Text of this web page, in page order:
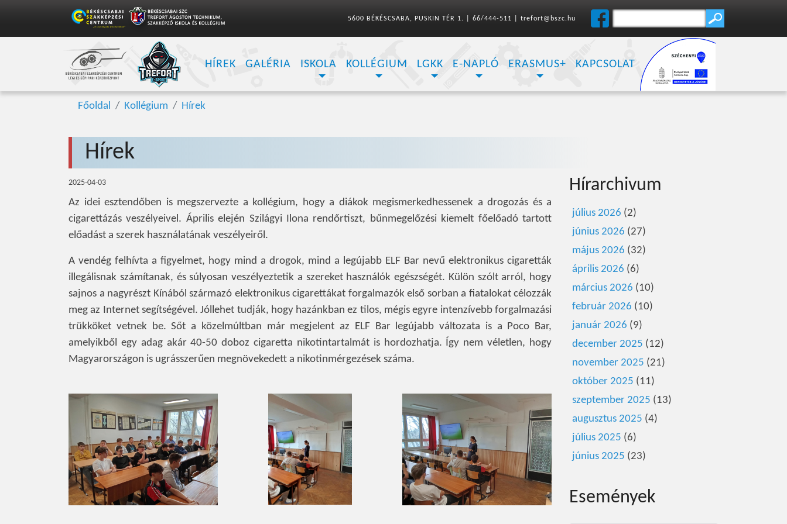
5600 BÉKÉSCSABA, PUSKIN TÉR 1. 66/444-511 trefort@bszc.hu
HÍREK GALÉRIA ISKOLA KOLLÉGIUM LGKK E-NAPLÓ ERASMUS+ KAPCSOLAT
Főoldal Kollégium Hírek
Hírek
2025-04-03
Az idei esztendőben is megszervezte a kollégium, hogy a diákok megismerkedhessenek a drogozás és a
cigarettázás veszélyeivel. Április elején Szilágyi Ilona rendőrtiszt, bűnmegelőzési kiemelt főelőadó tartott
előadást a szerek használatának veszélyeiről.
A vendég felhívta a figyelmet, hogy mind a drogok, mind a legújabb ELF Bar nevű elektronikus cigaretták
illegálisnak számítanak, és súlyosan veszélyeztetik a szereket használók egészségét. Külön szólt arról, hogy
sajnos a nagyrészt Kínából származó elektronikus cigarettákat forgalmazók első sorban a fiatalokat célozzák
meg az Internet segítségével. Jóllehet tudják, hogy hazánkban ez tilos, mégis egyre intenzívebb forgalmazási
trükköket vetnek be. Sőt a közelmúltban már megjelent az ELF Bar legújabb változata is a Poco Bar,
amelyikből egy adag akár 40-50 doboz cigaretta nikotintartalmát is hordozhatja. Így nem véletlen, hogy
Magyarországon is ugrásszerűen megnövekedett a nikotinmérgezések száma.
Hírarchivum
július 2026 (2)
június 2026 (27)
május 2026 (32)
április 2026 (6)
március 2026 (10)
február 2026 (10)
január 2026 (9)
december 2025 (12)
november 2025 (21)
október 2025 (11)
szeptember 2025 (13)
augusztus 2025 (4)
július 2025 (6)
június 2025 (23)
Események